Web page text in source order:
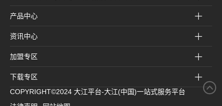
产品中心
资讯中心
加盟专区
下载专区
COPYRIGHT©2024 大江平台-大江(中国)一站式服务平台